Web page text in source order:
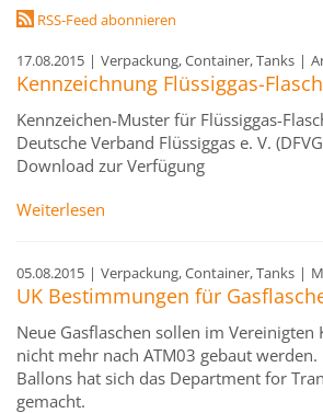
RSS-Feed abonnieren
17.08.2015 | Verpackung, Container, Tanks |
Kennzeichnung Flüssiggas-
Kennzeichen-Muster für Flüssiggas-
Deutsche Verband Flüssiggas e. V.
Download zur Verfügung
Weiterlesen
05.08.2015 | Verpackung, Container, Tanks |
UK Bestimmungen für
Neue Gasflaschen sollen im
nicht mehr nach ATM03 gebaut
Ballons hat sich das Department for
gemacht.